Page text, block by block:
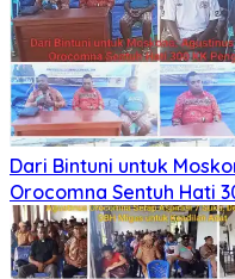
Dari Bintuni untuk
Orocomna Sentuh Hati